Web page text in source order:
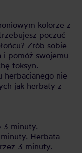
kolorze z
poczuć
Zrób sobie
i pomóż swojemu
toksyn.
herbacianego nie
jak herbaty z
3 minuty.
Herbata
3 minuty.